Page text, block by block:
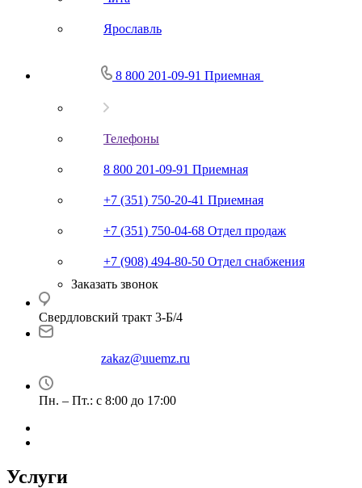
Ярославль
8 800 201-09-91 Приемная
Телефоны
8 800 201-09-91 Приемная
+7 (351) 750-20-41 Приемная
+7 (351) 750-04-68 Отдел продаж
+7 (908) 494-80-50 Отдел снабжения
Заказать звонок
Свердловский тракт 3-Б/4
zakaz@uuemz.ru
Пн. – Пт.: с 8:00 до 17:00
Услуги